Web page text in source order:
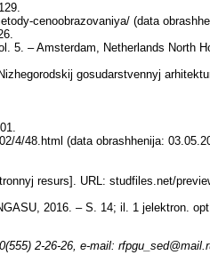
cenoobrazovaniya/ (data
5. – Amsterdam, Netherlands North
gosudarstvennyj
4/48.html (data obrashhenija:
resurs]. URL: studfiles.net/
2016. – S. 14; il. 1 jelektron.
2-26-26, e-mail: